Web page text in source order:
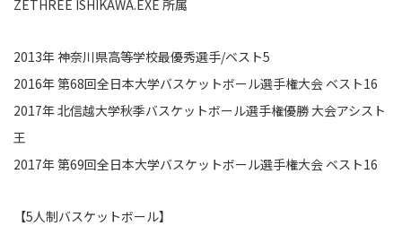
ZETHREE ISHIKAWA.EXE 所属
2013年 神奈川県高等学校最優秀選手/ベスト5
2016年 第68回全日本大学バスケットボール選手権大会 ベスト16
2017年 北信越大学秋季バスケットボール選手権優勝 大会アシスト
王
2017年 第69回全日本大学バスケットボール選手権大会 ベスト16
【5人制バスケットボール】